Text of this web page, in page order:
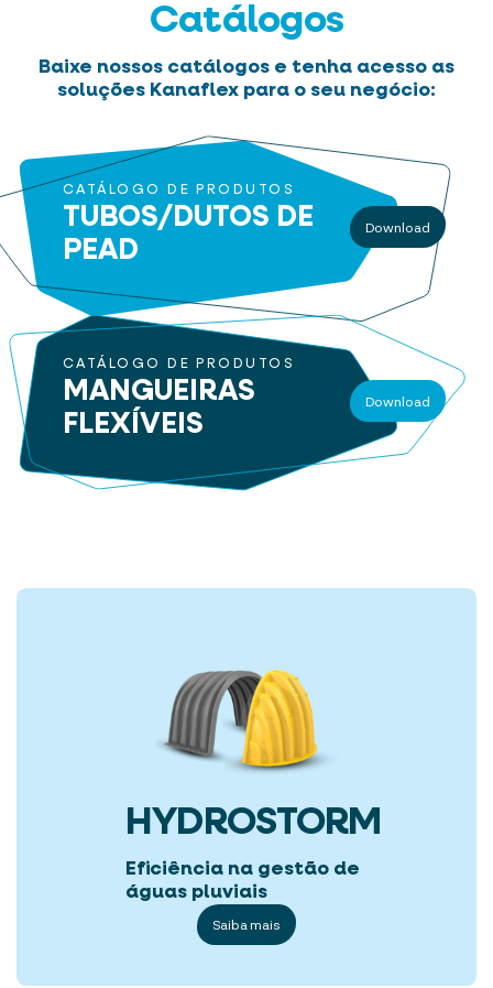
Catálogos
Baixe nossos catálogos e tenha acesso as
soluções Kanaflex para o seu negócio:
CATÁLOGO DE PRODUTOS
TUBOS/DUTOS DE
PEAD
Download
CATÁLOGO DE PRODUTOS
MANGUEIRAS
FLEXÍVEIS
Download
HYDROSTORM
Eficiência na gestão de
águas pluviais
Saiba mais